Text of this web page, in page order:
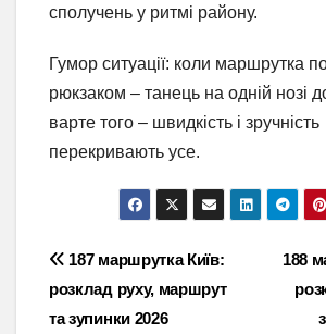
сполучень у ритмі району.
Гумор ситуації: коли маршрутка
рюкзаком – танець на одній нозі
варте того – швидкість і зручність
перекривають усе.
Навігація
записів
188
187 маршрутка Київ:
розклад руху, маршрут
та зупинки 2026